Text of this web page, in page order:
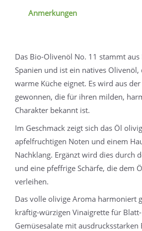
Anmerkungen
Das Bio-Olivenöl No. 11 stammt aus
Spanien und ist ein natives
warme Küche eignet. Es wird aus
gewonnen, die für ihren milden,
Charakter bekannt ist.
Im Geschmack zeigt sich das Öl
apfelfruchtigen Noten und einem
Nachklang. Ergänzt wird dies durch
und eine pfeffrige Schärfe, die dem
verleihen.
Das volle olivige Aroma harmoniert
kräftig-würzigen Vinaigrette für
Gemüsesalate mit ausdrucksstarken